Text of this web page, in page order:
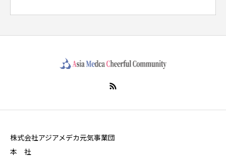
株式会社アジアメデカ元気事業団
本 社